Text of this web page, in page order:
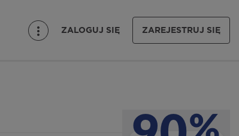
ZALOGUJ SIĘ ZAREJESTRUJ SIĘ